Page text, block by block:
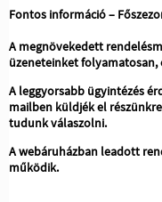
Fontos információ –
A megnövekedett
üzeneteinket folyamatosan,
A leggyorsabb ügyintézés
mailben küldjék el
tudunk válaszolni.
A webáruházban leadott
működik.